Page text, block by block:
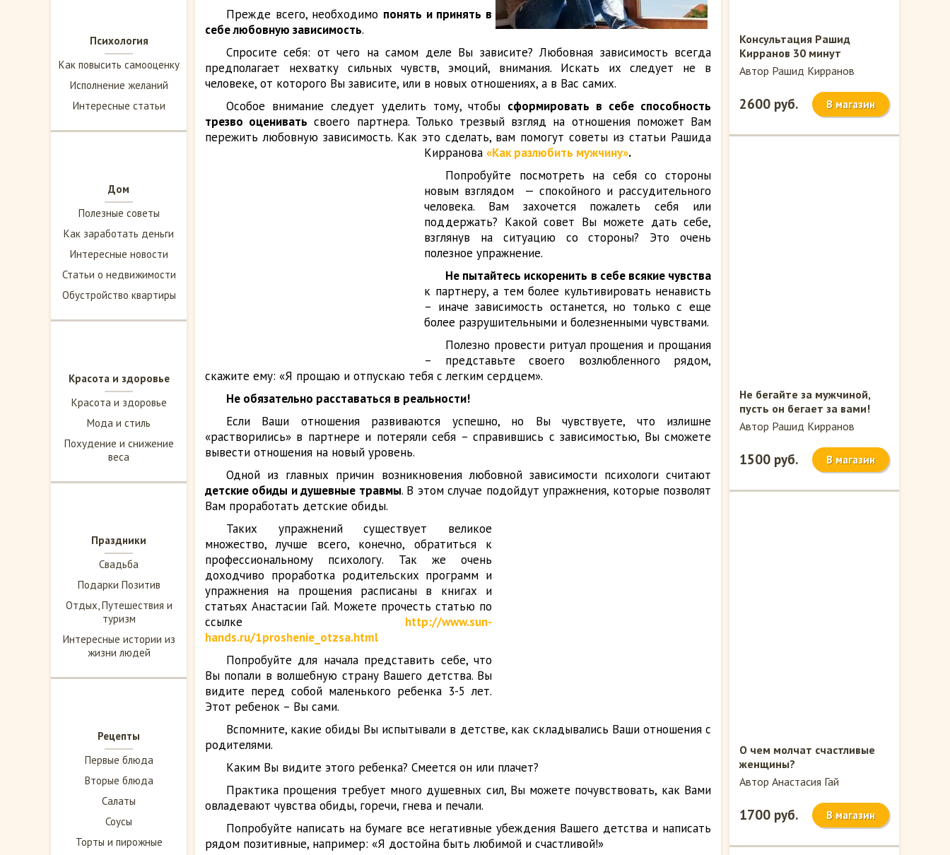
Психология
Как повысить самооценку
Исполнение желаний
Интересные статьи
Дом
Полезные советы
Как заработать деньги
Интересные новости
Статьи о недвижимости
Обустройство квартиры
Красота и здоровье
Красота и здоровье
Мода и стиль
Похудение и снижение
веса
Праздники
Свадьба
Подарки Позитив
Отдых, Путешествия и
туризм
Интересные истории из
жизни людей
Рецепты
Первые блюда
Вторые блюда
Салаты
Соусы
Торты и пирожные
Прежде всего, необходимо понять и принять в
себе любовную зависимость.
Спросите себя: от чего на самом деле Вы зависите? Любовная зависимость всегда
предполагает нехватку сильных чувств, эмоций, внимания. Искать их следует не в
человеке, от которого Вы зависите, или в новых отношениях, а в Вас самих.
Особое внимание следует уделить тому, чтобы сформировать в себе способность
трезво оценивать своего партнера. Только трезвый взгляд на отношения поможет Вам
пережить любовную зависимость. Как это сделать, вам помогут советы из статьи Рашида
Кирранова «Как разлюбить мужчину».
Попробуйте посмотреть на себя со стороны
новым взглядом — спокойного и рассудительного
человека. Вам захочется пожалеть себя или
поддержать? Какой совет Вы можете дать себе,
взглянув на ситуацию со стороны? Это очень
полезное упражнение.
Не пытайтесь искоренить в себе всякие чувства
к партнеру, а тем более культивировать ненависть
– иначе зависимость останется, но только с еще
более разрушительными и болезненными чувствами.
Полезно провести ритуал прощения и прощания
– представьте своего возлюбленного рядом,
скажите ему: «Я прощаю и отпускаю тебя с легким сердцем».
Не обязательно расставаться в реальности!
Если Ваши отношения развиваются успешно, но Вы чувствуете, что излишне
«растворились» в партнере и потеряли себя – справившись с зависимостью, Вы сможете
вывести отношения на новый уровень.
Одной из главных причин возникновения любовной зависимости психологи считают
детские обиды и душевные травмы. В этом случае подойдут упражнения, которые позволят
Вам проработать детские обиды.
Таких упражнений существует великое
множество, лучше всего, конечно, обратиться к
профессиональному психологу. Так же очень
доходчиво проработка родительских программ и
упражнения на прощения расписаны в книгах и
статьях Анастасии Гай. Можете прочесть статью по
ссылке http://www.sun-
hands.ru/1proshenie_otzsa.html
Попробуйте для начала представить себе, что
Вы попали в волшебную страну Вашего детства. Вы
видите перед собой маленького ребенка 3-5 лет.
Этот ребенок – Вы сами.
Вспомните, какие обиды Вы испытывали в детстве, как складывались Ваши отношения с
родителями.
Каким Вы видите этого ребенка? Смеется он или плачет?
Практика прощения требует много душевных сил, Вы можете почувствовать, как Вами
овладевают чувства обиды, горечи, гнева и печали.
Попробуйте написать на бумаге все негативные убеждения Вашего детства и написать
рядом позитивные, например: «Я достойна быть любимой и счастливой!»
Консультация Рашид
Кирранов 30 минут
Автор Рашид Кирранов
2600 руб. В магазин
Не бегайте за мужчиной,
пусть он бегает за вами!
Автор Рашид Кирранов
1500 руб. В магазин
О чем молчат счастливые
женщины?
Автор Анастасия Гай
1700 руб. В магазин